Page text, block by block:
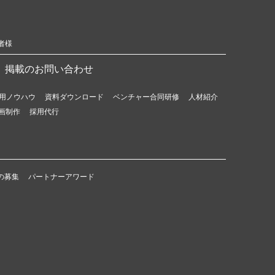
様
掲載のお問い合わせ
ノウハウ 資料ダウンロード ベンチャー合同研修
人材紹介
制作
採用代行
募集 パートナーアワード